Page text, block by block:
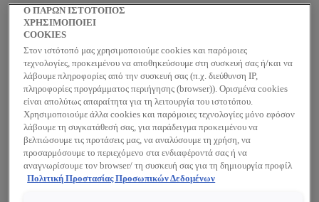
Τοκολλαγόνοείναι μια φυσική δομική πρωτεΐνη,
ιδιαίτερα σημαντική για την σφριγηλότητα του δέρματος
αλλά και για ολόκληρο το σώμα καθώς αποτελεί κύριο
συστατικό του συνδετικού ιστού που υπάρχει στους
τένοντες, τους συνδέσμους και τους μυς. Με το πέρασμα
του χρόνου, όμως, η φυσική παραγωγή κολλαγόνου
επιβραδύνεται με αποτέλεσμα οι αρθρώσεις να γίνονται
δύσκαμπτες, οι σύνδεσμοι να χάνουν την ευλυγισία τους
και η επιδερμίδα να δείχνει σημάδια γήρανσης.
Ποια είναι τα οφέλη του κολλαγόνου στην
Ο ΠΑΡΩΝ ΙΣΤΟΤΟΠΟΣ
ΧΡΗΣΙΜΟΠΟΙΕΙ
COOKIES
Στον ιστότοπό μας χρησιμοποιούμε cookies και παρόμοιες
τεχνολογίες, προκειμένου να αποθηκεύσουμε στη συσκευή σας ή/και να
λάβουμε πληροφορίες από την συσκευή σας (π.χ. διεύθυνση IP,
πληροφορίες προγράμματος περιήγησης (browser)). Ορισμένα cookies
είναι απολύτως απαραίτητα για τη λειτουργία του ιστοτόπου.
Χρησιμοποιούμε άλλα cookies και παρόμοιες τεχνολογίες μόνο εφόσον
λάβουμε τη συγκατάθεσή σας, για παράδειγμα προκειμένου να
βελτιώσουμε τις προτάσεις μας, να αναλύσουμε τη χρήση, να
προσαρμόσουμε το περιεχόμενο στα ενδιαφέροντά σας ή να
αναγνωρίσουμε τον browser/ τη συσκευή σας για τη δημιουργία προφίλ
με τα ενδιαφέροντά σας και να σας δείχνουμε σχετικό διαφημιστικό
Πολιτική Προστασίας Προσωπικών Δεδομένων